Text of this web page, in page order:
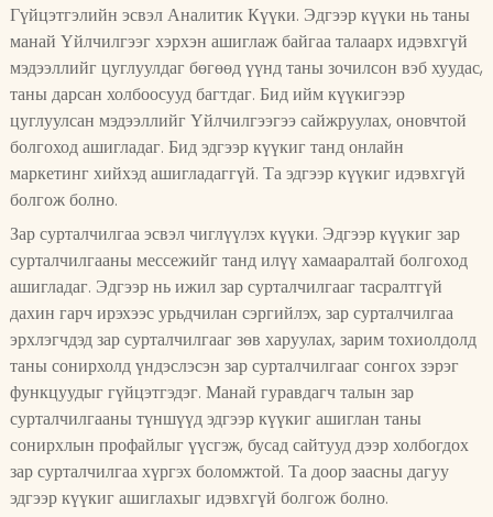
Гүйцэтгэлийн эсвэл Аналитик Күүки. Эдгээр күүки нь таны
манай Үйлчилгээг хэрхэн ашиглаж байгаа талаарх идэвхгүй
мэдээллийг цуглуулдаг бөгөөд үүнд таны зочилсон вэб хуудас,
таны дарсан холбоосууд багтдаг. Бид ийм күүкигээр
цуглуулсан мэдээллийг Үйлчилгээгээ сайжруулах, оновчтой
болгоход ашигладаг. Бид эдгээр күүкиг танд онлайн
маркетинг хийхэд ашигладаггүй. Та эдгээр күүкиг идэвхгүй
болгож болно.
Зар сурталчилгаа эсвэл чиглүүлэх күүки. Эдгээр күүкиг зар
сурталчилгааны мессежийг танд илүү хамааралтай болгоход
ашигладаг. Эдгээр нь ижил зар сурталчилгааг тасралтгүй
дахин гарч ирэхээс урьдчилан сэргийлэх, зар сурталчилгаа
эрхлэгчдэд зар сурталчилгааг зөв харуулах, зарим тохиолдолд
таны сонирхолд үндэслэсэн зар сурталчилгааг сонгох зэрэг
функцуудыг гүйцэтгэдэг. Манай гуравдагч талын зар
сурталчилгааны түншүүд эдгээр күүкиг ашиглан таны
сонирхлын профайлыг үүсгэж, бусад сайтууд дээр холбогдох
зар сурталчилгаа хүргэх боломжтой. Та доор заасны дагуу
эдгээр күүкиг ашиглахыг идэвхгүй болгож болно.